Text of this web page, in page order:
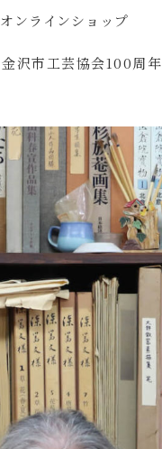
オンラインショップ
金沢市工芸協会100周年